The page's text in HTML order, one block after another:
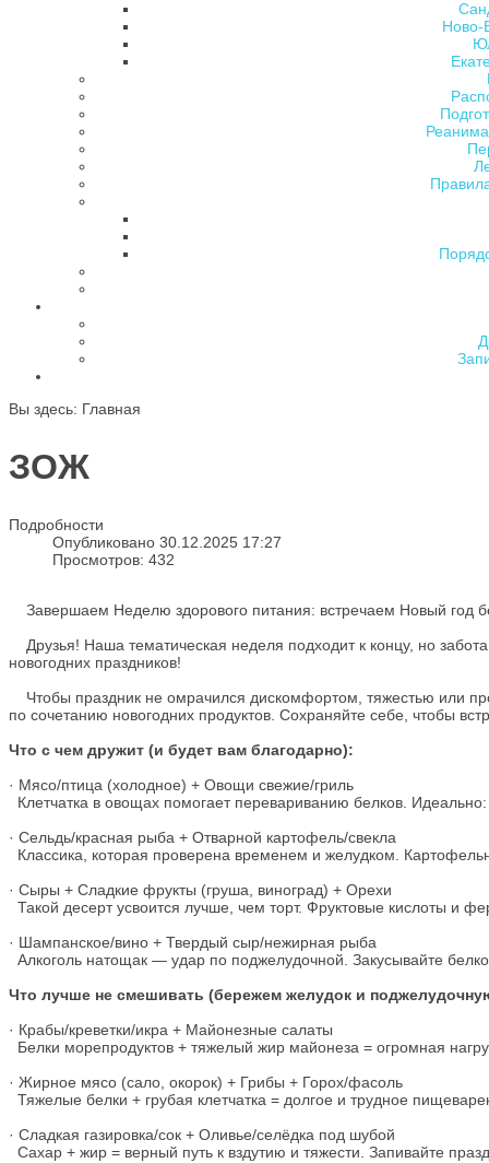
Ново-
Вы здесь: Главная
ЗОЖ
Подробности
Опубликовано 30.12.2025 17:27
Просмотров: 432
Завершаем Неделю здорового питания: встречаем Новый год
Друзья! Наша тематическая неделя подходит к концу, но
новогодних праздников!
Чтобы праздник не омрачился дискомфортом, тяжестью или
по сочетанию новогодних продуктов. Сохраняйте себе, чтобы
Что с чем дружит (и будет вам благодарно):
· Мясо/птица (холодное) + Овощи свежие/гриль
Клетчатка в овощах помогает перевариванию белков.
· Сельдь/красная рыба + Отварной картофель/свекла
Классика, которая проверена временем и желудком.
· Сыры + Сладкие фрукты (груша, виноград) + Орехи
Такой десерт усвоится лучше, чем торт. Фруктовые кислоты и
· Шампанское/вино + Твердый сыр/нежирная рыба
Алкоголь натощак — удар по поджелудочной. Закусывайте
Что лучше не смешивать (бережем желудок и
· Крабы/креветки/икра + Майонезные салаты
Белки морепродуктов + тяжелый жир майонеза = огромная
· Жирное мясо (сало, окорок) + Грибы + Горох/фасоль
Тяжелые белки + грубая клетчатка = долгое и трудное
· Сладкая газировка/сок + Оливье/селёдка под шубой
Сахар + жир = верный путь к вздутию и тяжести. Запивайте